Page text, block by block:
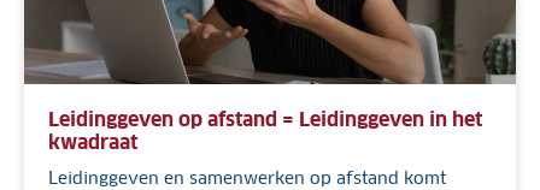
Leidinggeven op afstand = Leidinggeven in het
kwadraat
Leidinggeven en samenwerken op afstand komt